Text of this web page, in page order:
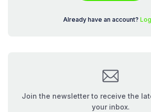
Already have an account?
Join the newsletter to receive the
your inbox.